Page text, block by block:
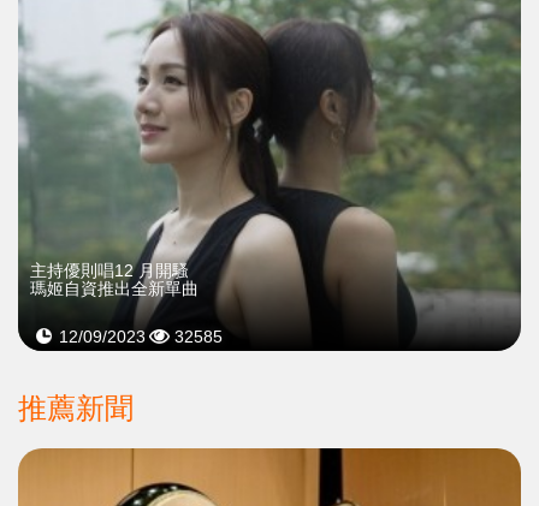
主持優則唱12 月開騷
瑪姬自資推出全新單曲
12/09/2023 32585
推薦新聞